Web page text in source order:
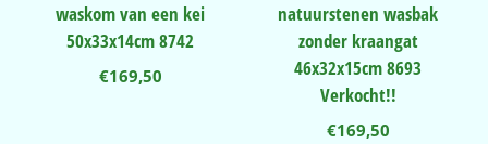
waskom van een kei
50x33x14cm 8742
€169,50
natuurstenen wasbak
zonder kraangat
46x32x15cm 8693
Verkocht!!
€169,50